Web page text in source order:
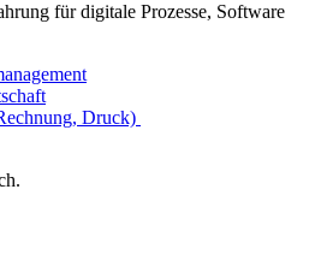
für digitale Prozesse, Software
Druck)